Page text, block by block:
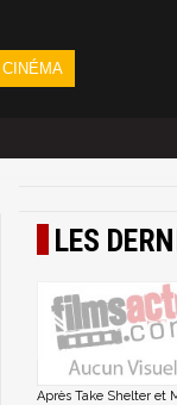
CINÉMA
LES
Après Take Shelter et